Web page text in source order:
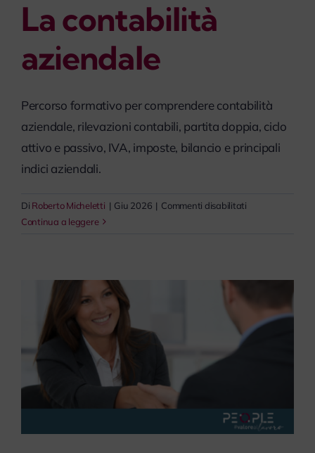
myPeople
La contabilità
aziendale
Percorso formativo per comprendere contabilità
aziendale, rilevazioni contabili, partita doppia, ciclo
attivo e passivo, IVA, imposte, bilancio e principali
indici aziendali.
Di Roberto Micheletti | Giu 2026 | Commenti disabilitatisu
Continua a leggere